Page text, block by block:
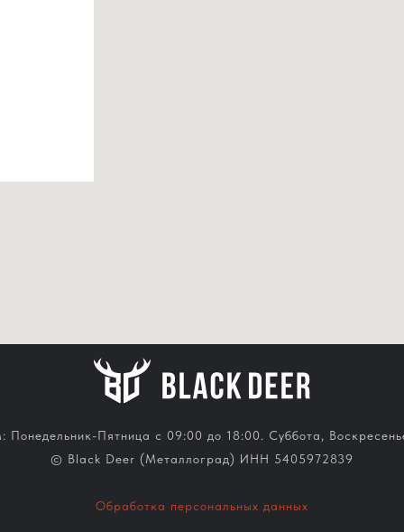
Понедельник-Пятница с 09:00 до 18:00. Суббота,
© Black Deer (Металлоград) ИНН 5405972839
Обработка персональных данных